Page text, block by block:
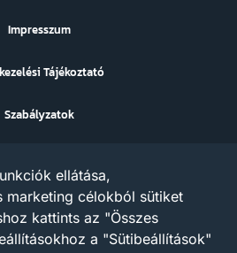
szövegek, grafikák, képek,
vagy egyéb tartalmak szerzői jogi
fenntart a tartalommal
Impresszum
Tájékoztató
Szabályzatok
ellátása,
marketing célokból sütiket
kattints az "Összes
a "Sütibeállítások"